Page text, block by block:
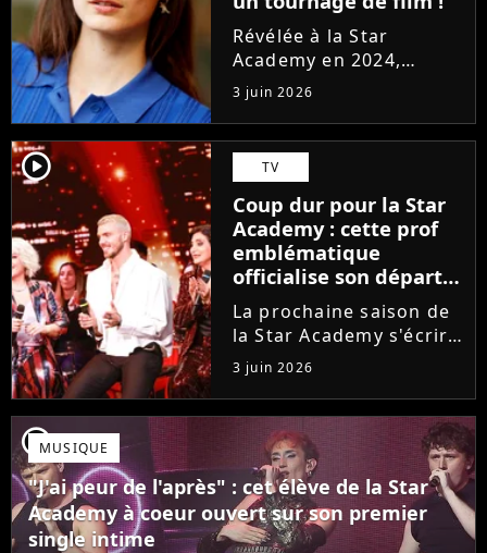
Révélée à la Star
Academy en 2024,
Marguerite officialise
l'arrivée pour l'automne
de son premier album
Guérir. En parallèle, la
chanteuse et
comédienne rejoindra
Laura Felpin, Harpo...
3 juin 2026
player2 TV
Coup dur pour la Star
Academy : cette prof
emblématique
officialise son départ,
"Ça devenait assez
compliqué"
La prochaine saison de
la Star Academy s'écrira
avec une nouvelle
recrue dans ses rangs.
Coach d'expression
scénique de l'émission,
Marlène Schaff ne
rempilera pas à la table
des professeurs...
3 juin 2026
player2MUSIQUE
"J'ai peur de l'après" : cet élève de la Star
Academy à coeur ouvert sur son premier
single intime